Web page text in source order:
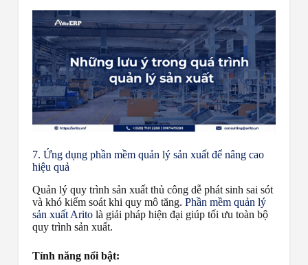
7. Ứng dụng phần mềm quản lý sản xuất để nâng cao
hiệu quả
Quản lý quy trình sản xuất thủ công dễ phát sinh sai sót
và khó kiểm soát khi quy mô tăng. Phần mềm quản lý
sản xuất Aritolà giải pháp hiện đại giúp tối ưu toàn bộ
quy trình sản xuất.
Tính năng nổi bật: